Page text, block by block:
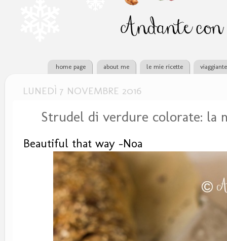
home page about me le mie ricette
LUNEDÌ 7 NOVEMBRE 2016
Strudel di verdure colorate: la
Beautiful that way -Noa